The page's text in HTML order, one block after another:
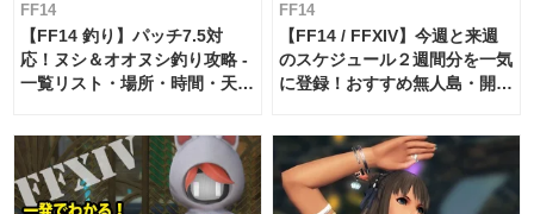
FF14
【FF14 釣り】パッチ7.5対
応！ヌシ＆オオヌシ釣り攻略 -
一覧リスト・場所・時間・天
FF14
【FF14 / FFXIV】今週と来週
のスケジュール２週間分を一気
に登録！おすすめ無人島・開拓